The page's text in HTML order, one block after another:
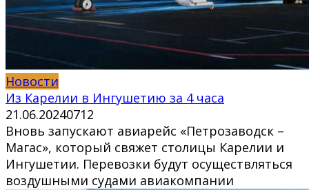
Новости
Из Карелии в Ингушетию за 4 часа
21.06.20240712
Вновь запускают авиарейс «Петрозаводск –
Магас», который свяжет столицы Карелии и
Ингушетии. Перевозки будут осуществляться
воздушными судами авиакомпании